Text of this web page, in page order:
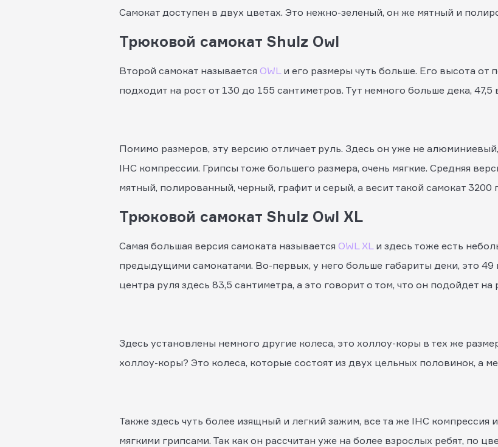
Самокат доступен в двух цветах. Это нежно-зеленый, он же мятный и
Трюковой самокат Shulz Owl
Второй самокат называется OWLи его размеры чуть больше. Его высота от
подходит на рост от 130 до 155 сантиметров. Тут немного больше дека, 47,5
Помимо размеров, эту версию отличает руль. Здесь он уже не
IHC компрессии. Грипсы тоже большего размера, очень мягкие. Средняя
мятный, полированный, черный, графит и серый, а весит такой самокат 3200
Трюковой самокат Shulz Owl XL
Самая большая версия самоката называется OWL XLи здесь тоже есть
предыдущими самокатами. Во-первых, у него больше габариты деки, это
центра руля здесь 83,5 сантиметра, а это говорит о том, что он подойдет
Здесь установлены немного другие колеса, это холлоу-коры в тех же
холлоу-коры? Это колеса, которые состоят из двух цельных половинок, а
Также здесь чуть более изящный и легкий зажим, все та же IHC
мягкими грипсами. Так как он рассчитан уже на более взрослых ребят, по